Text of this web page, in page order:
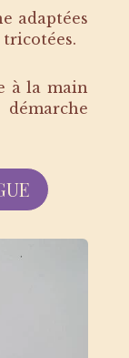
adaptées
à la main